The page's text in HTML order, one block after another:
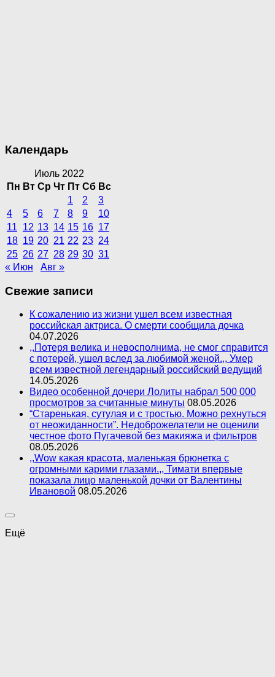
Календарь
Июль 2022
Пн Вт Ср Чт Пт Сб Вс
1
2
3
4
5 6 7 8 9
10
11
12 13 14 15 16 17
18 19 20 21 22 23 24
25 26 27 28 29 30 31
« Июн
Авг »
Свежие записи
К сожалению из жизни ушел всем известная
российская актриса. О смерти сообщила дочка
04.07.2026
,,Потеря велика и невосполнима, не смог справится
с потерей, ушел вслед за любимой женой.,, Умер
всем известной легендарный российский ведущий
14.05.2026
Видео особенной дочери Лолиты набрал 500 000
просмотров за считанные минуты 08.05.2026
“Старенькая, сутулая и с тростью. Можно рехнуться
от неожиданности”. Недоброжелатели не оценили
честное фото Пугачевой без макияжа и фильтров
08.05.2026
,,Wow какая красота, маленькая брюнетка с
огромными карими глазами.,, Тимати впервые
показала лицо маленькой дочки от Валентины
Ивановой 08.05.2026
Ещё